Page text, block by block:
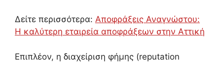
Δείτε περισσότερα: Αποφράξεις Αναγνώστου:
Η καλύτερη εταιρεία αποφράξεων στην Αττική
Επιπλέον, η διαχείριση φήμης (reputation